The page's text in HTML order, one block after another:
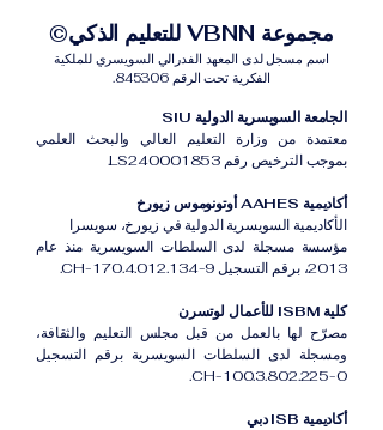
مجموعة VBNN للتعليم الذكي©
اسم مسجل لدى المعهد الفدرالي السويسري للملكية
الفكرية تحت الرقم 845306.
الجامعة السويسرية الدولية SIU
معتمدة من وزارة التعليم العالي والبحث العلمي
بموجب الترخيص رقم LS240001853.
أكاديمية AAHES أوتونوموس زيورخ
الأكاديمية السويسرية الدولية في زيورخ، سويسرا
مؤسسة مسجلة لدى السلطات السويسرية منذ عام
2013، برقم التسجيل CH-170.4.012.134-9.
كلية ISBM للأعمال لوتسرن
مصرّح لها بالعمل من قبل مجلس التعليم والثقافة،
ومسجلة لدى السلطات السويسرية برقم التسجيل
CH-100.3.802.225-0.
أكاديمية ISB دبي